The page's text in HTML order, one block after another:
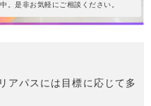
。是非お気軽にご相談ください。
アパスには目標に応じて多